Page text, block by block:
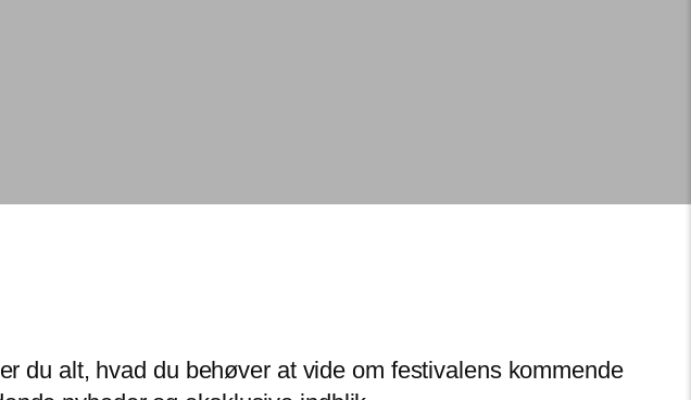
du alt, hvad du behøver at vide om festivalens kommende